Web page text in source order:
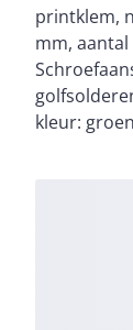
printklem,
mm,
kleur: groen